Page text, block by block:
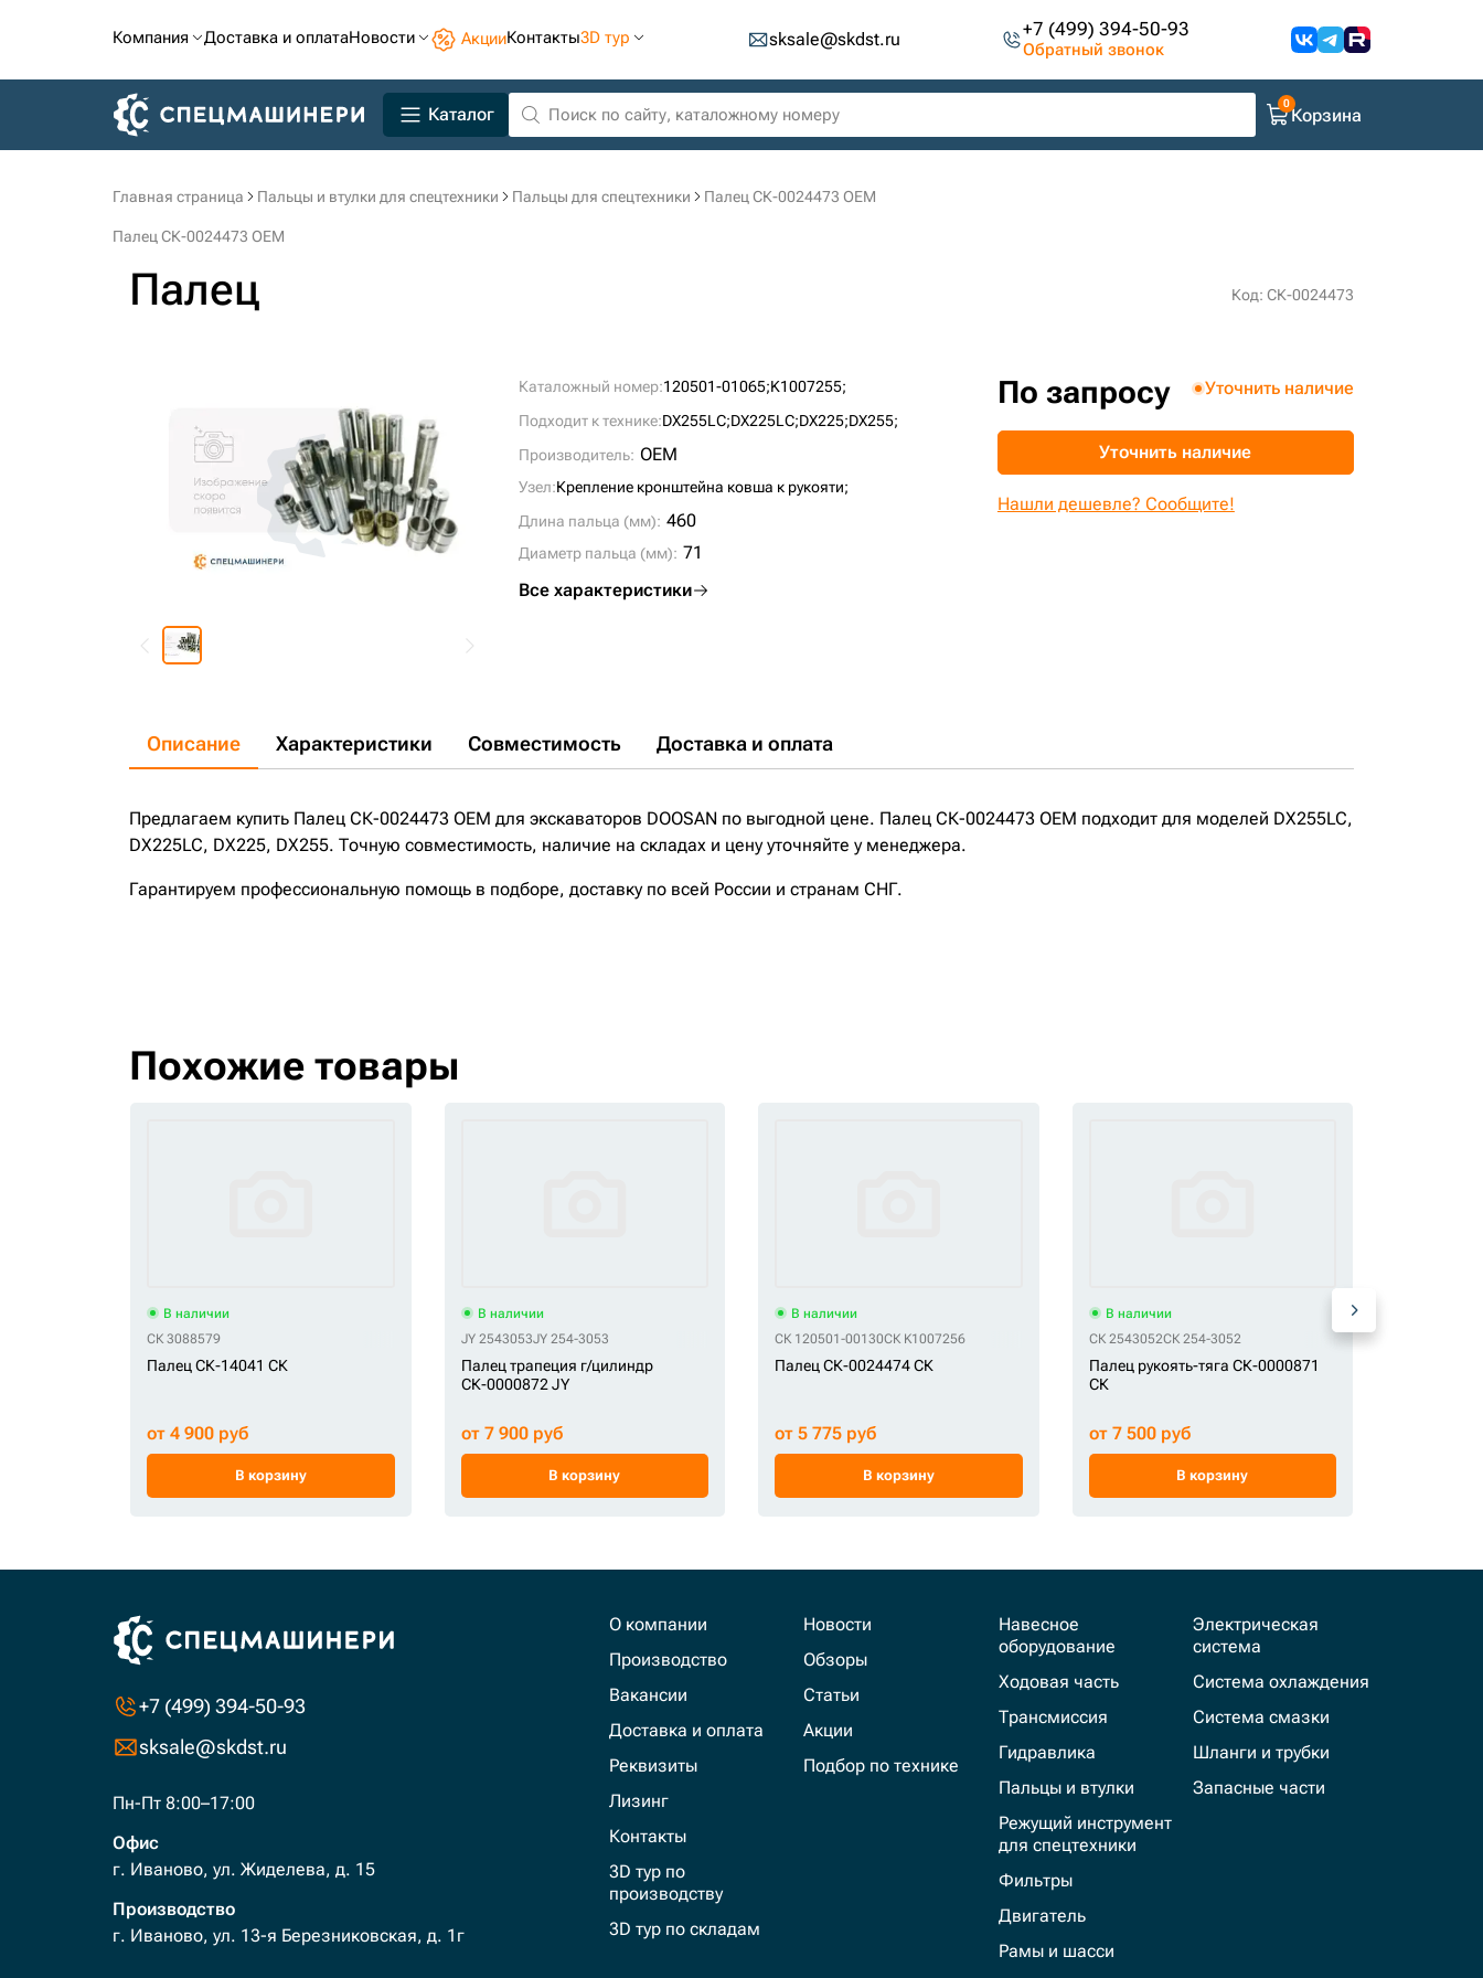
Компания Доставка и оплатаНовости АкцииКонтакты3D тур sksale@skdst.ru +7 (499) 394-50-93
Обратный звонок
Каталог Корзина
Главная страница Пальцы и втулки для спецтехники Пальцы для спецтехники Палец СК-0024473 OEM
Палец СК-0024473 OEM
Палец Код: СК-0024473
Каталожный номер:120501-01065;K1007255;
Подходит к технике:DX255LC;DX225LC;DX225;DX255;
Производитель: OEM
Узел:Крепление кронштейна ковша к рукояти;
Длина пальца (мм): 460
Диаметр пальца (мм): 71
Все характеристики
По запросу Уточнить наличие
Уточнить наличие
Нашли дешевле? Сообщите!
Описание Характеристики Совместимость Доставка и оплата
Предлагаем купить Палец СК-0024473 OEM для экскаваторов DOOSAN по выгодной цене. Палец СК-0024473 OEM подходит для моделей DX255LC,
DX225LC, DX225, DX255. Точную совместимость, наличие на складах и цену уточняйте у менеджера.
Гарантируем профессиональную помощь в подборе, доставку по всей России и странам СНГ.
Похожие товары
В наличии
СК 3088579
Палец СК-14041 СК
от 4 900 руб
В корзину
В наличии
JY 2543053JY 254-3053
Палец трапеция г/цилиндр
СК-0000872 JY
от 7 900 руб
В корзину
В наличии
СК 120501-00130СК K1007256
Палец СК-0024474 СК
от 5 775 руб
В корзину
В наличии
СК 2543052СК 254-3052
Палец рукоять-тяга СК-0000871
СК
от 7 500 руб
В корзину
+7 (499) 394-50-93
sksale@skdst.ru
Пн-Пт 8:00–17:00
Офис
г. Иваново, ул. Жиделева, д. 15
Производство
г. Иваново, ул. 13-я Березниковская, д. 1г
О компании
Производство
Вакансии
Доставка и оплата
Реквизиты
Лизинг
Контакты
3D тур по
производству
3D тур по складам
Новости
Обзоры
Статьи
Акции
Подбор по технике
Навесное
оборудование
Ходовая часть
Трансмиссия
Гидравлика
Пальцы и втулки
Режущий инструмент
для спецтехники
Фильтры
Двигатель
Рамы и шасси
Электрическая
система
Система охлаждения
Система смазки
Шланги и трубки
Запасные части